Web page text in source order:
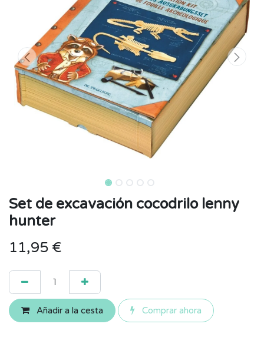
Set de excavación cocodrilo lenny
hunter
11,95 €
Añadir a la cesta Comprar ahora